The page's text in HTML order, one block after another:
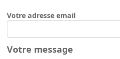
Votre adresse email
Votre message